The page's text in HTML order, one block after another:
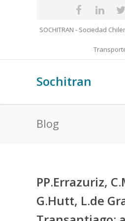
SOCHITRAN - Sociedad
Sochitran
Blog
PP.Errazuriz,
G.Hutt, L.de